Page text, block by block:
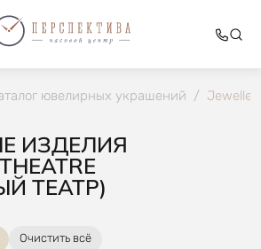
ювелирных украшений /
ИЗДЕЛИЯ
ТЕАТР)
Очистить всё